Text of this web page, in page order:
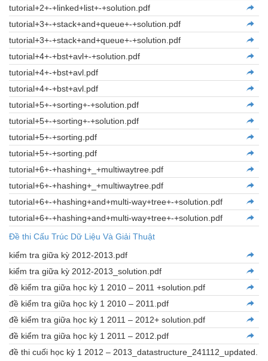
tutorial+2+-+linked+list+-+solution.pdf
tutorial+3+-+stack+and+queue+-+solution.pdf
tutorial+3+-+stack+and+queue+-+solution.pdf
tutorial+4+-+bst+avl+-+solution.pdf
tutorial+4+-+bst+avl.pdf
tutorial+4+-+bst+avl.pdf
tutorial+5+-+sorting+-+solution.pdf
tutorial+5+-+sorting+-+solution.pdf
tutorial+5+-+sorting.pdf
tutorial+5+-+sorting.pdf
tutorial+6+-+hashing+_+multiwaytree.pdf
tutorial+6+-+hashing+_+multiwaytree.pdf
tutorial+6+-+hashing+and+multi-way+tree+-+solution.pdf
tutorial+6+-+hashing+and+multi-way+tree+-+solution.pdf
Đề thi Cấu Trúc Dữ Liệu Và Giải Thuật
kiểm tra giữa kỳ 2012-2013.pdf
kiểm tra giữa kỳ 2012-2013_solution.pdf
đề kiểm tra giữa học kỳ 1 2010 – 2011 +solution.pdf
đề kiểm tra giữa học kỳ 1 2010 – 2011.pdf
đề kiểm tra giữa học kỳ 1 2011 – 2012+ solution.pdf
đề kiểm tra giữa học kỳ 1 2011 – 2012.pdf
đề thi cuối học kỳ 1 2012 – 2013_datastructure_241112_updated.